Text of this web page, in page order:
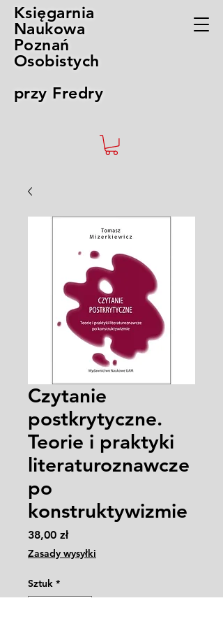
Księgarnia
Naukowa
Poznań
Osobistych
przy Fredry
Czytanie
postkrytyczne.
Teorie i praktyki
literaturoznawcze
po
konstruktywizmie
38,00 złCena
Zasady wysyłki
Sztuk *